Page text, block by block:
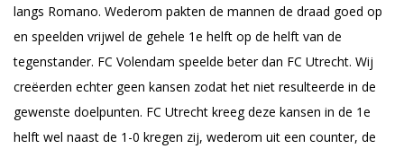
langs Romano. Wederom pakten de mannen de draad goed op
en speelden vrijwel de gehele 1e helft op de helft van de
tegenstander. FC Volendam speelde beter dan FC Utrecht. Wij
creëerden echter geen kansen zodat het niet resulteerde in de
gewenste doelpunten. FC Utrecht kreeg deze kansen in de 1e
helft wel naast de 1-0 kregen zij, wederom uit een counter, de